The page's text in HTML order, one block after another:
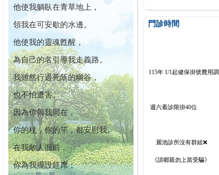
他使我躺臥在青草地上，
領我在可安歇的水邊。
他使我的靈魂甦醒，
為自己的名引導我走義路。
我雖然行過死蔭的幽谷，
也不怕遭害。
因為你與我同在，
你的杖，你的竿，都安慰我。
在我敵人面前，
你為我擺設筵席；
門診時間
115年 1/1起健保掛號費用
週六看診限掛40位
麗池診所沒有群組❌
《請鄉親勿上當受騙》